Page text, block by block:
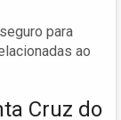
para
ao
Cruz do